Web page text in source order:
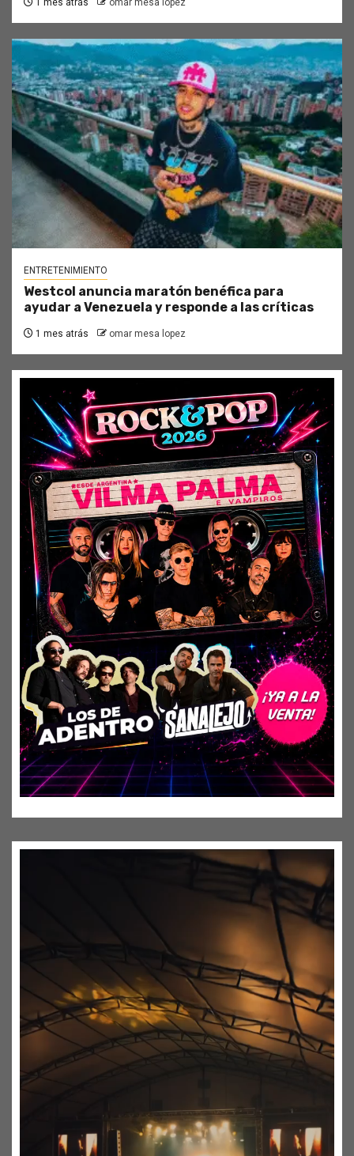
ENTRETENIMIENTO
Westcol anuncia maratón benéfica para
ayudar a Venezuela y responde a las críticas
1 mes atrás omar mesa lopez